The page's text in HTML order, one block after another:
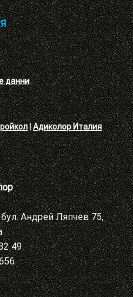
данни
|Адиколор Италия
Андрей Ляпчев 75,
49